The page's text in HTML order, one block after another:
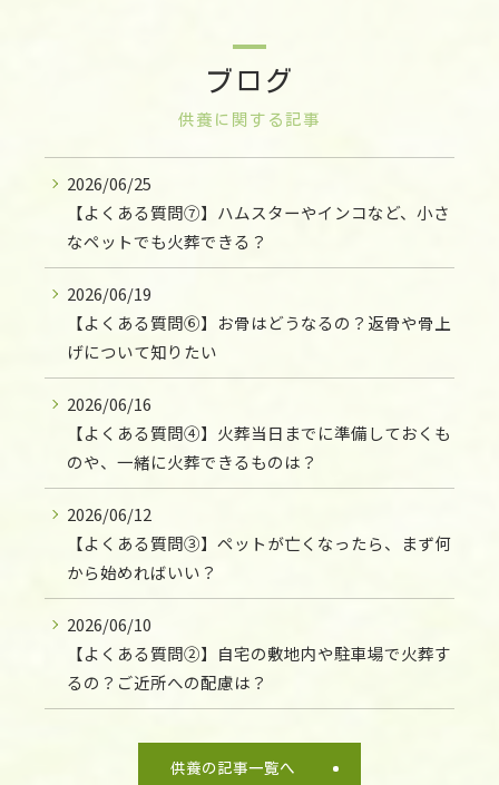
ブログ
供養に関する記事
2026/06/25
【よくある質問⑦】ハムスターやインコなど、小さ
なペットでも火葬できる？
2026/06/19
【よくある質問⑥】お骨はどうなるの？返骨や骨上
げについて知りたい
2026/06/16
【よくある質問④】火葬当日までに準備しておくも
のや、一緒に火葬できるものは？
2026/06/12
【よくある質問③】ペットが亡くなったら、まず何
から始めればいい？
2026/06/10
【よくある質問②】自宅の敷地内や駐車場で火葬す
るの？ご近所への配慮は？
供養の記事一覧へ